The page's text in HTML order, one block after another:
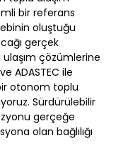
bir referans
oluştuğu
gerçek
çözümlerine
ADASTEC ile
otonom toplu
Sürdürülebilir
gerçeğe
olan bağlılığı